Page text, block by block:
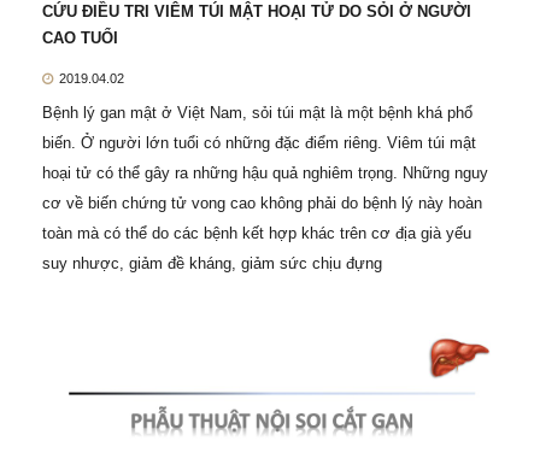
CỨU ĐIỀU TRI VIÊM TÚI MẬT HOẠI TỬ DO SỎI Ở NGƯỜI
CAO TUỔI
2019.04.02
Bệnh lý gan mật ở Việt Nam, sỏi túi mật là một bệnh khá phổ
biến. Ở người lớn tuổi có những đặc điểm riêng. Viêm túi mật
hoại tử có thể gây ra những hậu quả nghiêm trọng. Những nguy
cơ về biến chứng tử vong cao không phải do bệnh lý này hoàn
toàn mà có thể do các bệnh kết hợp khác trên cơ địa già yếu
suy nhược, giảm đề kháng, giảm sức chịu đựng